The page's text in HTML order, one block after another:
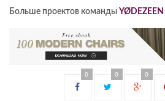
Больше проектов команды YØDEZEEN
0 0 0